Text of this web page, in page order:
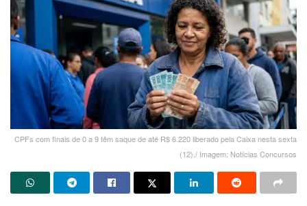
CPFs com finais de 0 a 9 têm saque de até R$ 6.220 liberado pela Caixa nesta sexta
(12)./ Imagem: Notícias Concursos